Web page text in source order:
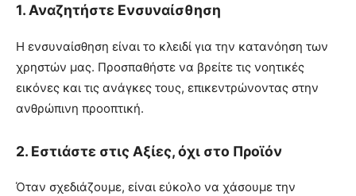
1. Αναζητήστε Ενσυναίσθηση
Η ενσυναίσθηση είναι το κλειδί για την κατανόηση των
χρηστών μας. Προσπαθήστε να βρείτε τις νοητικές
εικόνες και τις ανάγκες τους, επικεντρώνοντας στην
ανθρώπινη προοπτική.
2. Εστιάστε στις Αξίες, όχι στο Προϊόν
Όταν σχεδιάζουμε, είναι εύκολο να χάσουμε την